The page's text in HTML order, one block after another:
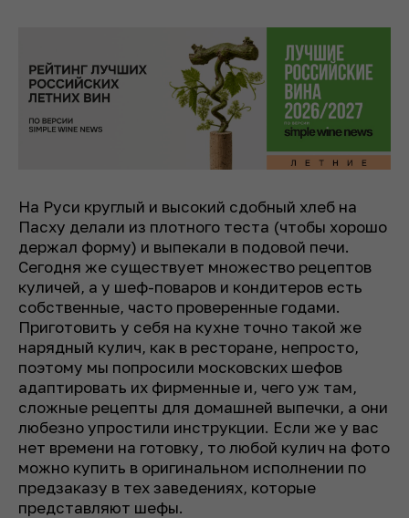
На Руси круглый и высокий сдобный хлеб на
Пасху делали из плотного теста (чтобы хорошо
держал форму) и выпекали в подовой печи.
Сегодня же существует множество рецептов
куличей, а у шеф-поваров и кондитеров есть
собственные, часто проверенные годами.
Приготовить у себя на кухне точно такой же
нарядный кулич, как в ресторане, непросто,
поэтому мы попросили московских шефов
адаптировать их фирменные и, чего уж там,
сложные рецепты для домашней выпечки, а они
любезно упростили инструкции. Если же у вас
нет времени на готовку, то любой кулич на фото
можно купить в оригинальном исполнении по
предзаказу в тех заведениях, которые
представляют шефы.